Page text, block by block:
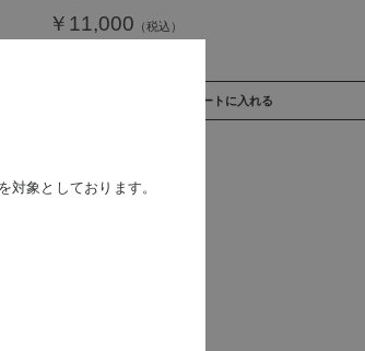
￥11,000
買い物かごへ入れる
対象としております。